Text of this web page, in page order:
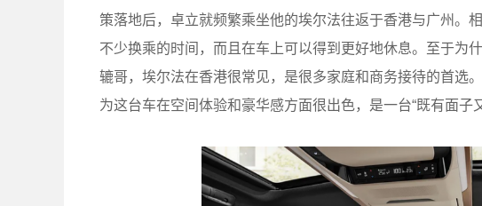
策落地后，卓立就频繁乘坐他的埃尔法往返于香港与广州。
不少换乘的时间，而且在车上可以得到更好地休息。至于为
辘哥，埃尔法在香港很常见，是很多家庭和商务接待的首选
为这台车在空间体验和豪华感方面很出色，是一台“既有面子